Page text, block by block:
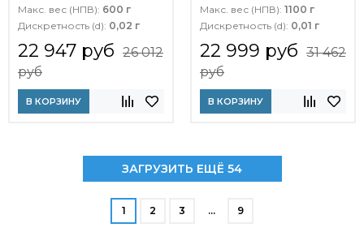
Макс. вес (НПВ): 600 г
Дискретность (d): 0,02 г
22 947 руб 26 012
руб
В КОРЗИНУ
Макс. вес (НПВ): 1100 г
Дискретность (d): 0,01 г
22 999 руб 31 462
руб
В КОРЗИНУ
ЗАГРУЗИТЬ ЕЩЁ 54
1 2 3 … 9